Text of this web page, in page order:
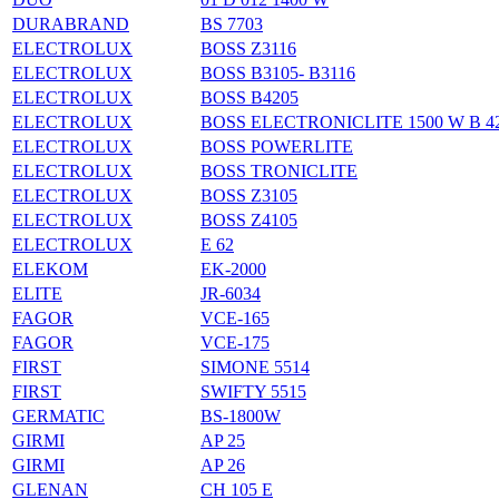
DURABRAND
BS 7703
ELECTROLUX
BOSS Z3116
ELECTROLUX
BOSS B3105- B3116
ELECTROLUX
BOSS B4205
ELECTROLUX
BOSS ELECTRONICLITE 1500 W B
ELECTROLUX
BOSS POWERLITE
ELECTROLUX
BOSS TRONICLITE
ELECTROLUX
BOSS Z3105
ELECTROLUX
BOSS Z4105
ELECTROLUX
E 62
ELEKOM
EK-2000
ELITE
JR-6034
FAGOR
VCE-165
FAGOR
VCE-175
FIRST
SIMONE 5514
FIRST
SWIFTY 5515
GERMATIC
BS-1800W
GIRMI
AP 25
GIRMI
AP 26
GLENAN
CH 105 E